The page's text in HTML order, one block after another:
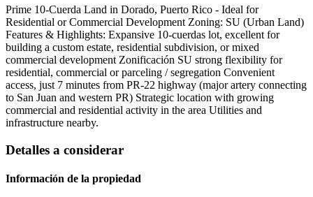
Prime 10-Cuerda Land in Dorado, Puerto Rico - Ideal for
Residential or Commercial Development Zoning: SU (Urban Land)
Features & Highlights: Expansive 10-cuerdas lot, excellent for
building a custom estate, residential subdivision, or mixed
commercial development Zonificación SU strong flexibility for
residential, commercial or parceling / segregation Convenient
access, just 7 minutes from PR-22 highway (major artery connecting
to San Juan and western PR) Strategic location with growing
commercial and residential activity in the area Utilities and
infrastructure nearby.
Detalles a considerar
Información de la propiedad